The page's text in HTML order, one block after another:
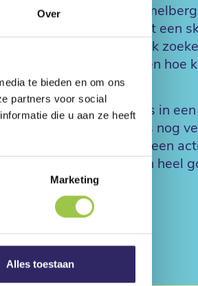
Over
te bieden en om ons
partners voor social
die u aan ze heeft
Marketing
Alles toestaan
naar de
de rommelberg wordt een
een nieuwe woonplek
hij en Ed nu heen én hoe
barones al veranderd is in
Boutje dat de barones nog
Gelukkig is er een
talent voor uitvindingen heel